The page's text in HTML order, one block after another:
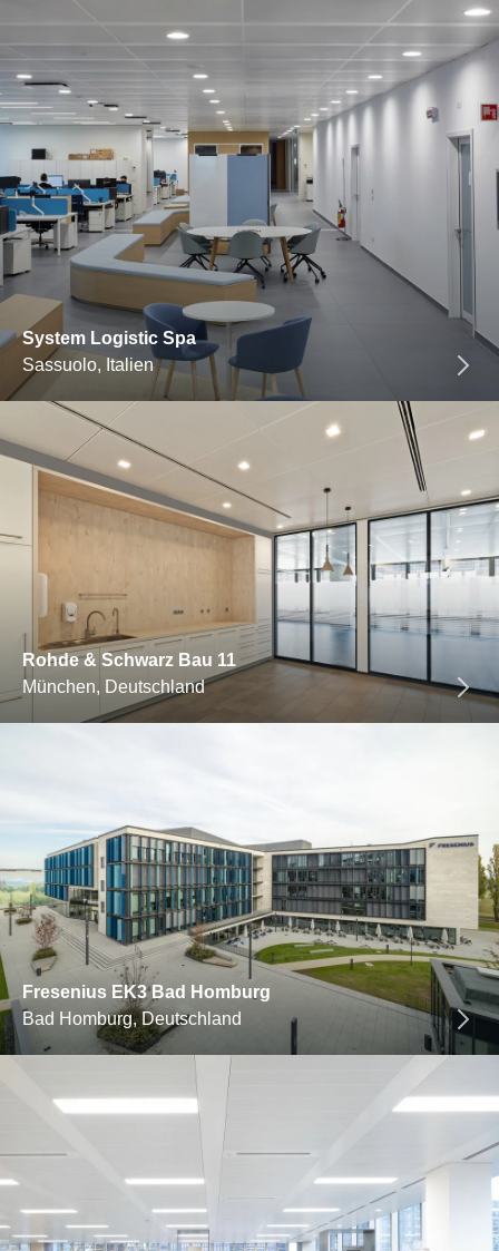
System Logistic Spa
Sassuolo, Italien
Rohde & Schwarz Bau 11
München, Deutschland
Fresenius EK3 Bad Homburg
Bad Homburg, Deutschland